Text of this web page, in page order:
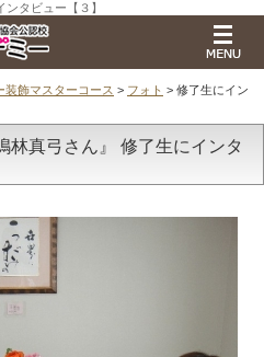
タビュー【３】
装飾マスターコース > フォト > 修了生にイン
林真弓さん』 修了生にインタ